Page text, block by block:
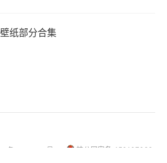
纸部分合集
备18001158号-1
桂公网安备 450107020